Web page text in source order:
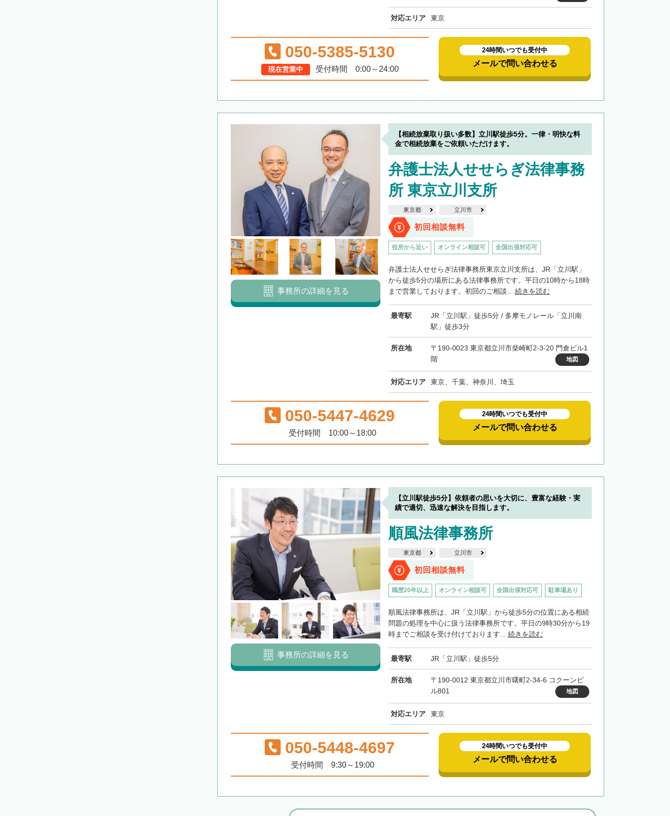
対応エリア 東京
050-5385-5130
現在営業中 受付時間 0:00～24:00
24時間いつでも受付中
メールで問い合わせる
【相続放棄取り扱い多数】立川駅徒歩5分。一律・明快な料
金で相続放棄をご依頼いただけます。
弁護士法人せせらぎ法律事務
所 東京立川支所
東京都 立川市
初回相談無料
役所から近い オンライン相談可 全国出張対応可
弁護士法人せせらぎ法律事務所東京立川支所は、JR「立川駅」
から徒歩5分の場所にある法律事務所です。平日の10時から18時
まで営業しております。初回のご相談... 続きを読む
最寄駅
JR「立川駅」徒歩5分 / 多摩モノレール「立川南
駅」徒歩3分
所在地
〒190-0023 東京都立川市柴崎町2-3-20 門倉ビル1
階
地図
対応エリア 東京、千葉、神奈川、埼玉
事務所の詳細を見る
050-5447-4629
受付時間 10:00～18:00
24時間いつでも受付中
メールで問い合わせる
【立川駅徒歩5分】依頼者の思いを大切に、豊富な経験・実
績で適切、迅速な解決を目指します。
順風法律事務所
東京都 立川市
初回相談無料
職歴20年以上 オンライン相談可 全国出張対応可 駐車場あり
順風法律事務所は、JR「立川駅」から徒歩5分の位置にある相続
問題の処理を中心に扱う法律事務所です。平日の9時30分から19
時までご相談を受け付けております... 続きを読む
最寄駅 JR「立川駅」徒歩5分
所在地
〒190-0012 東京都立川市曙町2-34-6 コクーンビ
ル801
地図
対応エリア 東京
事務所の詳細を見る
050-5448-4697
受付時間 9:30～19:00
24時間いつでも受付中
メールで問い合わせる